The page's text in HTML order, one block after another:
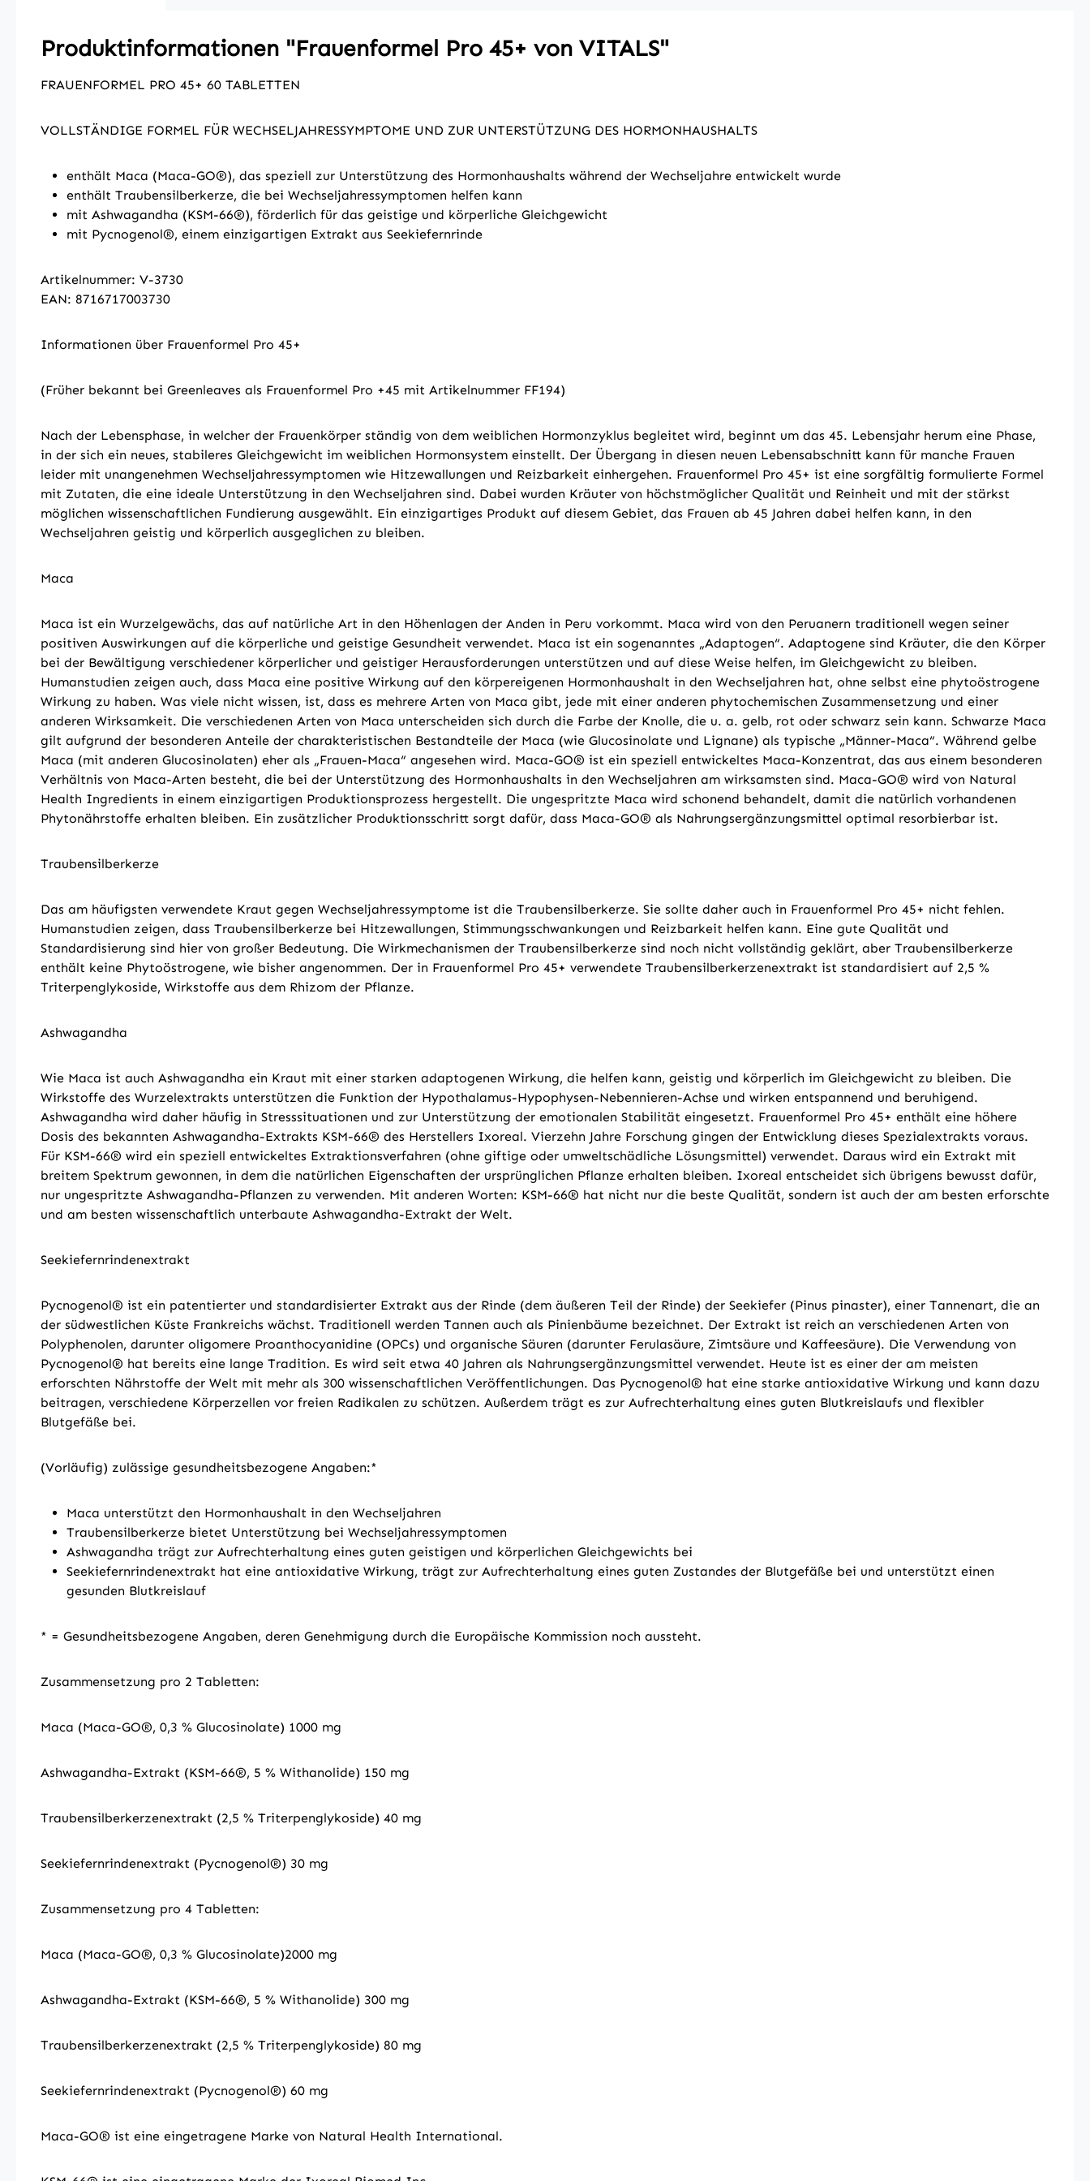
Produktinformationen "Frauenformel Pro 45+ von VITALS"
FRAUENFORMEL PRO 45+ 60 TABLETTEN
VOLLSTÄNDIGE FORMEL FÜR WECHSELJAHRESSYMPTOME UND ZUR UNTERSTÜTZUNG DES HORMONHAUSHALTS
enthält Maca (Maca-GO®), das speziell zur Unterstützung des Hormonhaushalts während der Wechseljahre entwickelt wurde
enthält Traubensilberkerze, die bei Wechseljahressymptomen helfen kann
mit Ashwagandha (KSM-66®), förderlich für das geistige und körperliche Gleichgewicht
mit Pycnogenol®, einem einzigartigen Extrakt aus Seekiefernrinde
Artikelnummer: V-3730
EAN: 8716717003730
Informationen über Frauenformel Pro 45+
(Früher bekannt bei Greenleaves als Frauenformel Pro +45 mit Artikelnummer FF194)
Nach der Lebensphase, in welcher der Frauenkörper ständig von dem weiblichen Hormonzyklus begleitet wird, beginnt um das 45. Lebensjahr herum eine Phase,
in der sich ein neues, stabileres Gleichgewicht im weiblichen Hormonsystem einstellt. Der Übergang in diesen neuen Lebensabschnitt kann für manche Frauen
leider mit unangenehmen Wechseljahressymptomen wie Hitzewallungen und Reizbarkeit einhergehen. Frauenformel Pro 45+ ist eine sorgfältig formulierte Formel
mit Zutaten, die eine ideale Unterstützung in den Wechseljahren sind. Dabei wurden Kräuter von höchstmöglicher Qualität und Reinheit und mit der stärkst
möglichen wissenschaftlichen Fundierung ausgewählt. Ein einzigartiges Produkt auf diesem Gebiet, das Frauen ab 45 Jahren dabei helfen kann, in den
Wechseljahren geistig und körperlich ausgeglichen zu bleiben.
Maca
Maca ist ein Wurzelgewächs, das auf natürliche Art in den Höhenlagen der Anden in Peru vorkommt. Maca wird von den Peruanern traditionell wegen seiner
positiven Auswirkungen auf die körperliche und geistige Gesundheit verwendet. Maca ist ein sogenanntes „Adaptogen“. Adaptogene sind Kräuter, die den Körper
bei der Bewältigung verschiedener körperlicher und geistiger Herausforderungen unterstützen und auf diese Weise helfen, im Gleichgewicht zu bleiben.
Humanstudien zeigen auch, dass Maca eine positive Wirkung auf den körpereigenen Hormonhaushalt in den Wechseljahren hat, ohne selbst eine phytoöstrogene
Wirkung zu haben. Was viele nicht wissen, ist, dass es mehrere Arten von Maca gibt, jede mit einer anderen phytochemischen Zusammensetzung und einer
anderen Wirksamkeit. Die verschiedenen Arten von Maca unterscheiden sich durch die Farbe der Knolle, die u. a. gelb, rot oder schwarz sein kann. Schwarze Maca
gilt aufgrund der besonderen Anteile der charakteristischen Bestandteile der Maca (wie Glucosinolate und Lignane) als typische „Männer-Maca“. Während gelbe
Maca (mit anderen Glucosinolaten) eher als „Frauen-Maca“ angesehen wird. Maca-GO® ist ein speziell entwickeltes Maca-Konzentrat, das aus einem besonderen
Verhältnis von Maca-Arten besteht, die bei der Unterstützung des Hormonhaushalts in den Wechseljahren am wirksamsten sind. Maca-GO® wird von Natural
Health Ingredients in einem einzigartigen Produktionsprozess hergestellt. Die ungespritzte Maca wird schonend behandelt, damit die natürlich vorhandenen
Phytonährstoffe erhalten bleiben. Ein zusätzlicher Produktionsschritt sorgt dafür, dass Maca-GO® als Nahrungsergänzungsmittel optimal resorbierbar ist.
Traubensilberkerze
Das am häufigsten verwendete Kraut gegen Wechseljahressymptome ist die Traubensilberkerze. Sie sollte daher auch in Frauenformel Pro 45+ nicht fehlen.
Humanstudien zeigen, dass Traubensilberkerze bei Hitzewallungen, Stimmungsschwankungen und Reizbarkeit helfen kann. Eine gute Qualität und
Standardisierung sind hier von großer Bedeutung. Die Wirkmechanismen der Traubensilberkerze sind noch nicht vollständig geklärt, aber Traubensilberkerze
enthält keine Phytoöstrogene, wie bisher angenommen. Der in Frauenformel Pro 45+ verwendete Traubensilberkerzenextrakt ist standardisiert auf 2,5 %
Triterpenglykoside, Wirkstoffe aus dem Rhizom der Pflanze.
Ashwagandha
Wie Maca ist auch Ashwagandha ein Kraut mit einer starken adaptogenen Wirkung, die helfen kann, geistig und körperlich im Gleichgewicht zu bleiben. Die
Wirkstoffe des Wurzelextrakts unterstützen die Funktion der Hypothalamus-Hypophysen-Nebennieren-Achse und wirken entspannend und beruhigend.
Ashwagandha wird daher häufig in Stresssituationen und zur Unterstützung der emotionalen Stabilität eingesetzt. Frauenformel Pro 45+ enthält eine höhere
Dosis des bekannten Ashwagandha-Extrakts KSM-66® des Herstellers Ixoreal. Vierzehn Jahre Forschung gingen der Entwicklung dieses Spezialextrakts voraus.
Für KSM-66® wird ein speziell entwickeltes Extraktionsverfahren (ohne giftige oder umweltschädliche Lösungsmittel) verwendet. Daraus wird ein Extrakt mit
breitem Spektrum gewonnen, in dem die natürlichen Eigenschaften der ursprünglichen Pflanze erhalten bleiben. Ixoreal entscheidet sich übrigens bewusst dafür,
nur ungespritzte Ashwagandha-Pflanzen zu verwenden. Mit anderen Worten: KSM-66® hat nicht nur die beste Qualität, sondern ist auch der am besten erforschte
und am besten wissenschaftlich unterbaute Ashwagandha-Extrakt der Welt.
Seekiefernrindenextrakt
Pycnogenol® ist ein patentierter und standardisierter Extrakt aus der Rinde (dem äußeren Teil der Rinde) der Seekiefer (Pinus pinaster), einer Tannenart, die an
der südwestlichen Küste Frankreichs wächst. Traditionell werden Tannen auch als Pinienbäume bezeichnet. Der Extrakt ist reich an verschiedenen Arten von
Polyphenolen, darunter oligomere Proanthocyanidine (OPCs) und organische Säuren (darunter Ferulasäure, Zimtsäure und Kaffeesäure). Die Verwendung von
Pycnogenol® hat bereits eine lange Tradition. Es wird seit etwa 40 Jahren als Nahrungsergänzungsmittel verwendet. Heute ist es einer der am meisten
erforschten Nährstoffe der Welt mit mehr als 300 wissenschaftlichen Veröffentlichungen. Das Pycnogenol® hat eine starke antioxidative Wirkung und kann dazu
beitragen, verschiedene Körperzellen vor freien Radikalen zu schützen. Außerdem trägt es zur Aufrechterhaltung eines guten Blutkreislaufs und flexibler
Blutgefäße bei.
(Vorläufig) zulässige gesundheitsbezogene Angaben:*
Maca unterstützt den Hormonhaushalt in den Wechseljahren
Traubensilberkerze bietet Unterstützung bei Wechseljahressymptomen
Ashwagandha trägt zur Aufrechterhaltung eines guten geistigen und körperlichen Gleichgewichts bei
Seekiefernrindenextrakt hat eine antioxidative Wirkung, trägt zur Aufrechterhaltung eines guten Zustandes der Blutgefäße bei und unterstützt einen
gesunden Blutkreislauf
* = Gesundheitsbezogene Angaben, deren Genehmigung durch die Europäische Kommission noch aussteht.
Zusammensetzung pro 2 Tabletten:
Maca (Maca-GO®, 0,3 % Glucosinolate) 1000 mg
Ashwagandha-Extrakt (KSM-66®, 5 % Withanolide) 150 mg
Traubensilberkerzenextrakt (2,5 % Triterpenglykoside) 40 mg
Seekiefernrindenextrakt (Pycnogenol®) 30 mg
Zusammensetzung pro 4 Tabletten:
Maca (Maca-GO®, 0,3 % Glucosinolate)2000 mg
Ashwagandha-Extrakt (KSM-66®, 5 % Withanolide) 300 mg
Traubensilberkerzenextrakt (2,5 % Triterpenglykoside) 80 mg
Seekiefernrindenextrakt (Pycnogenol®) 60 mg
Maca-GO® ist eine eingetragene Marke von Natural Health International.